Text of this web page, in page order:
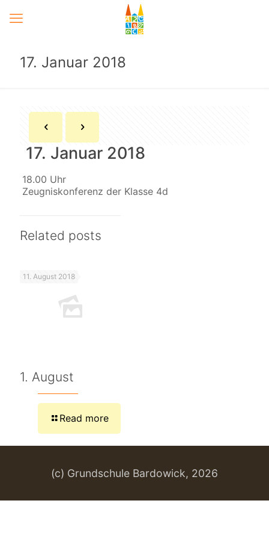
17. Januar 2018
17. Januar 2018
18.00 Uhr
Zeugniskonferenz der Klasse 4d
Related posts
11. August 2018
1. August
Read more
(c) Grundschule Bardowick, 2026